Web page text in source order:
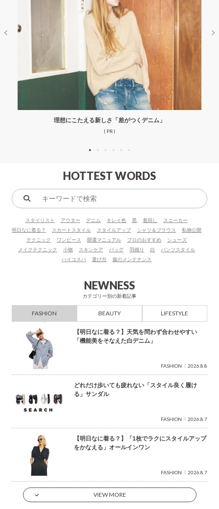
理想にこたえる新しさ「差がつくデニム」
( PR )
HOTTEST WORDS
キ
ワ
ー
ド
で
スタイリスト アウター デニム キレイ色 黒 着回し
スニーカー
明日なに着る？
スカートスタイル スタイルアップ シャツ＆ブラウス
私物公開
テクニック
ワンピース 開運マニュアル プロのおすすめ
シューズ
メイクテクニック
小物 スキンケア バッグ 羽織り 白
パンツスタイル
ハイコスパ
選び方 服のメンテナンス
NEWNESS
カテゴリー別の新着記事
FASHION BEAUTY LIFESTYLE
【明日なに着る？】天気を問わず合わせやすい
「機能美をそなえた白デニム」
FASHION 2026.8.8
どれだけ歩いても疲れない「スタイル良く履け
る」サンダル
FASHION 2026.8.7
【明日なに着る？】「1枚でラクにスタイルアップ
をかなえる」オールインワン
FASHION 2026.8.7
VIEW MORE